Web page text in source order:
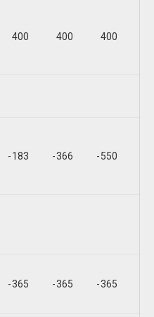
400 400 400
-183 -366 -550
-365 -365 -365